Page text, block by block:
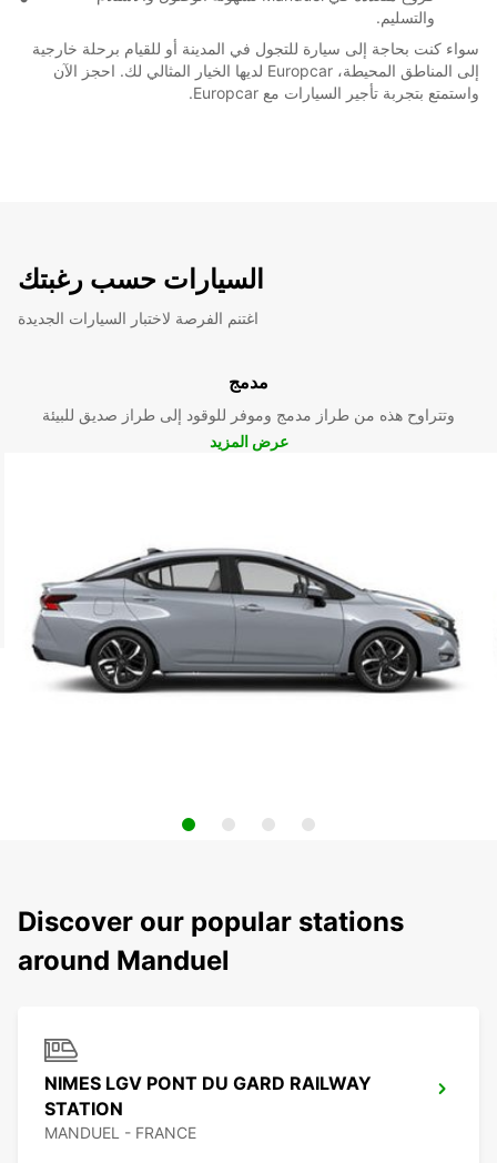
والتسليم.
سواء كنت بحاجة إلى سيارة للتجول في المدينة أو للقيام برحلة خارجية
إلى المناطق المحيطة، Europcar لديها الخيار المثالي لك. احجز الآن
واستمتع بتجربة تأجير السيارات مع Europcar.
السيارات حسب رغبتك
اغتنم الفرصة لاختبار السيارات الجديدة
مدمج
وتتراوح هذه من طراز مدمج وموفر للوقود إلى طراز صديق للبيئة
عرض المزيد
Discover our popular stations
around Manduel
NIMES LGV PONT DU GARD RAILWAY
STATION
MANDUEL - FRANCE